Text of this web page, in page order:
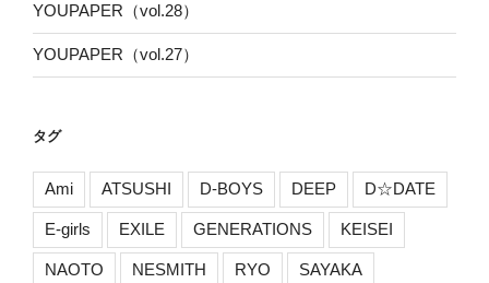
YOUPAPER（vol.28）
YOUPAPER（vol.27）
タグ
Ami ATSUSHI D-BOYS DEEP D☆DATE
E-girls EXILE GENERATIONS KEISEI
NAOTO NESMITH RYO SAYAKA